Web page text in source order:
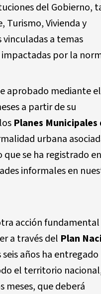
del Gobierno,
Turismo, Vivienda y
vinculadas a temas
por la
aprobado mediante el
a partir de su
Planes Municipales
urbana
se ha registrado
informales en
acción fundamental
a través del Plan
años ha entregado
el territorio
meses, que deberá